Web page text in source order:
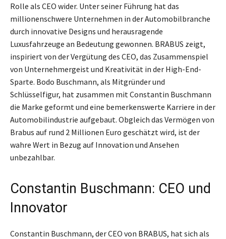
Rolle als CEO wider. Unter seiner Führung hat das
millionenschwere Unternehmen in der Automobilbranche
durch innovative Designs und herausragende
Luxusfahrzeuge an Bedeutung gewonnen. BRABUS zeigt,
inspiriert von der Vergütung des CEO, das Zusammenspiel
von Unternehmergeist und Kreativität in der High-End-
Sparte. Bodo Buschmann, als Mitgründer und
Schlüsselfigur, hat zusammen mit Constantin Buschmann
die Marke geformt und eine bemerkenswerte Karriere in der
Automobilindustrie aufgebaut. Obgleich das Vermögen von
Brabus auf rund 2 Millionen Euro geschätzt wird, ist der
wahre Wert in Bezug auf Innovation und Ansehen
unbezahlbar.
Constantin Buschmann: CEO und
Innovator
Constantin Buschmann, der CEO von BRABUS, hat sich als